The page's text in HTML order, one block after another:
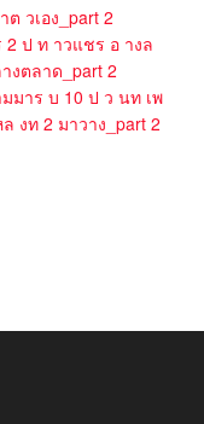
วเอง_part 2
2 ป ท าวแชร อ างล
งตลาด_part 2
มาร บ 10 ป ว นท เพ
งท 2 มาวาง_part 2